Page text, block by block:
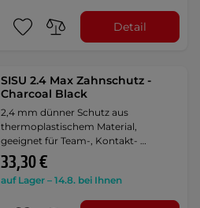
Detail
SISU 2.4 Max Zahnschutz -
Charcoal Black
2,4 mm dünner Schutz aus
thermoplastischem Material,
geeignet für Team-, Kontakt- …
33,30 €
auf Lager – 14.8. bei Ihnen